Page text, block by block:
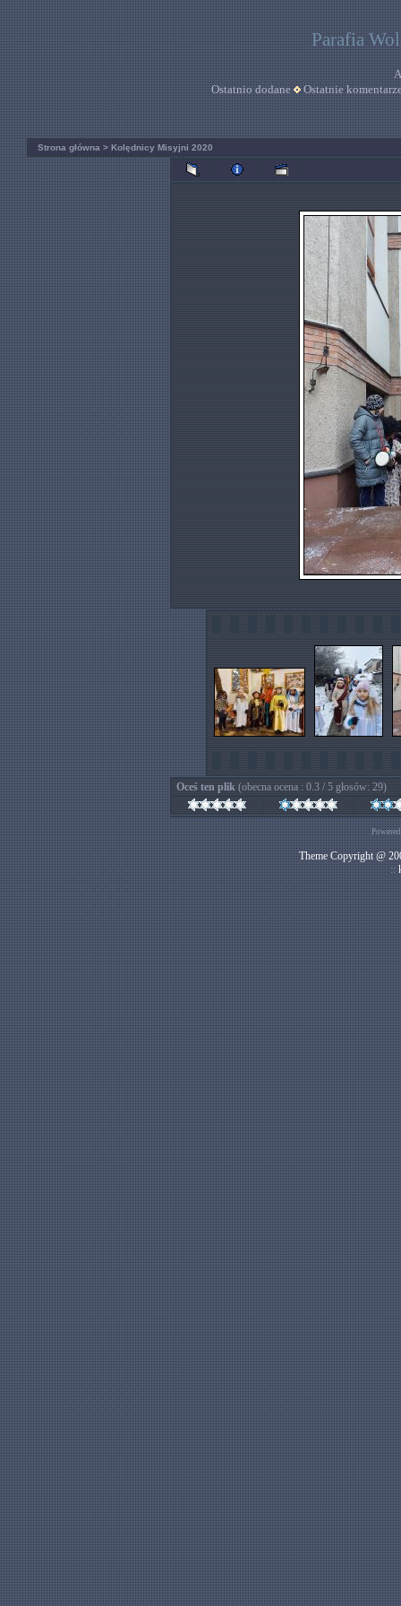
Parafia
Ostatnio dodane
Ostatnie
Strona główna > Kolędnicy Misyjni 2020
Oceś ten plik (obecna ocena : 0.3 / 5 głosów: 29)
Theme Copyright @
::